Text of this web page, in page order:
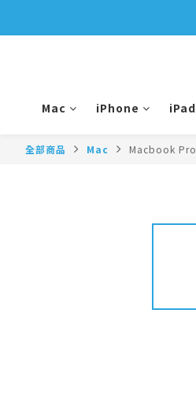
Mac iPhone iPad
全部商品 Mac Macbook Pro